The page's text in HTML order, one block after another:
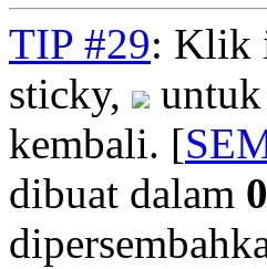
TIP #29: Klik
sticky,
kembali. [
dibuat dalam